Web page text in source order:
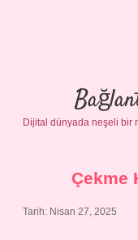
Dijital dünyada neşeli bir
Çekme
Tarih: Nisan 27, 2025